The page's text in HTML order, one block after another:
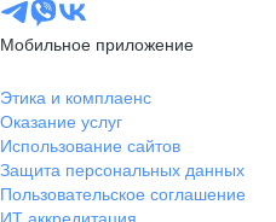
Мобильное приложение
Этика и комплаенс
Оказание услуг
Использование сайтов
Защита персональных данных
Пользовательское соглашение